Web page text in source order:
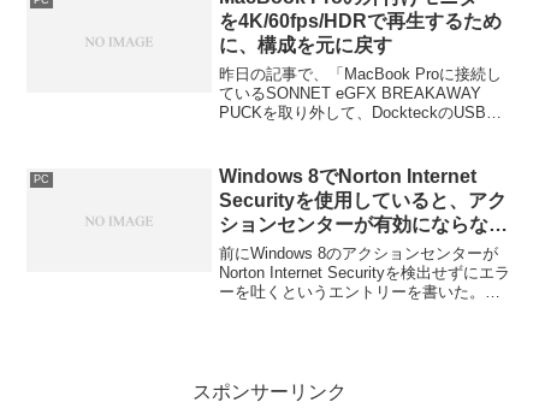
を4K/60fps/HDRで再生するため
に、構成を元に戻す
昨日の記事で、「MacBook Proに接続し
ているSONNET eGFX BREAKAWAY
PUCKを取り外して、DockteckのUSB
4K/30fps/SD...
PC
Windows 8でNorton Internet
Securityを使用していると、アク
ションセンターが有効にならない
時の対処法(暫定)
前にWindows 8のアクションセンターが
Norton Internet Securityを検出せずにエラ
ーを吐くというエントリーを書いた。前
スポンサーリンク